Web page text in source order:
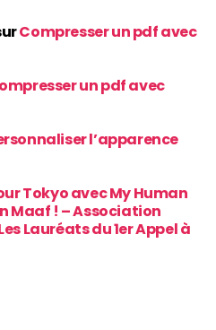
Compresser un pdf avec
un pdf avec
l’apparence
Tokyo avec My Human
Maaf ! – Association
Lauréats du 1er Appel à